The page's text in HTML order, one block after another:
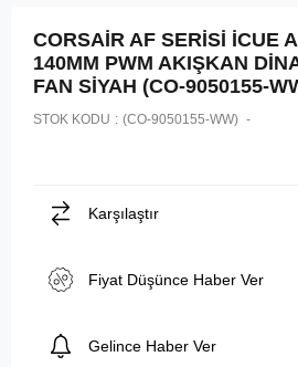
CORSAİR AF SERİSİ İCUE
140MM PWM AKIŞKAN
FAN SİYAH (CO-9050155-
STOK KODU (CO-9050155-WW)
Karşılaştır
Fiyat Düşünce Haber Ver
Gelince Haber Ver